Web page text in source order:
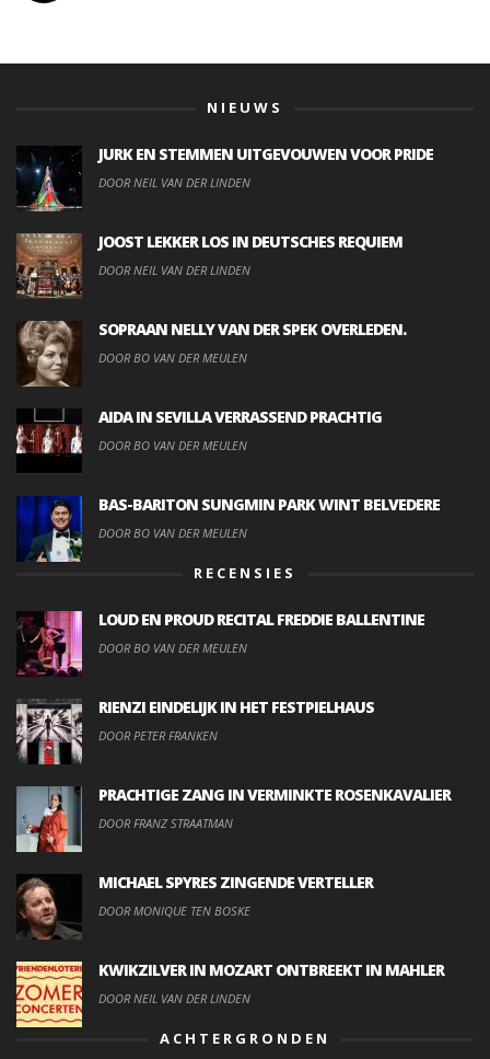
NIEUWS
JURK EN STEMMEN UITGEVOUWEN VOOR PRIDE
DOOR NEIL VAN DER LINDEN
JOOST LEKKER LOS IN DEUTSCHES REQUIEM
DOOR NEIL VAN DER LINDEN
SOPRAAN NELLY VAN DER SPEK OVERLEDEN.
DOOR BO VAN DER MEULEN
AIDA IN SEVILLA VERRASSEND PRACHTIG
DOOR BO VAN DER MEULEN
BAS-BARITON SUNGMIN PARK WINT BELVEDERE
DOOR BO VAN DER MEULEN
RECENSIES
LOUD EN PROUD RECITAL FREDDIE BALLENTINE
DOOR BO VAN DER MEULEN
RIENZI EINDELIJK IN HET FESTPIELHAUS
DOOR PETER FRANKEN
PRACHTIGE ZANG IN VERMINKTE ROSENKAVALIER
DOOR FRANZ STRAATMAN
MICHAEL SPYRES ZINGENDE VERTELLER
DOOR MONIQUE TEN BOSKE
KWIKZILVER IN MOZART ONTBREEKT IN MAHLER
DOOR NEIL VAN DER LINDEN
ACHTERGRONDEN